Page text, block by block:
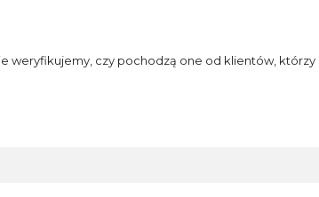
weryfikujemy, czy pochodzą one od klientów, którzy